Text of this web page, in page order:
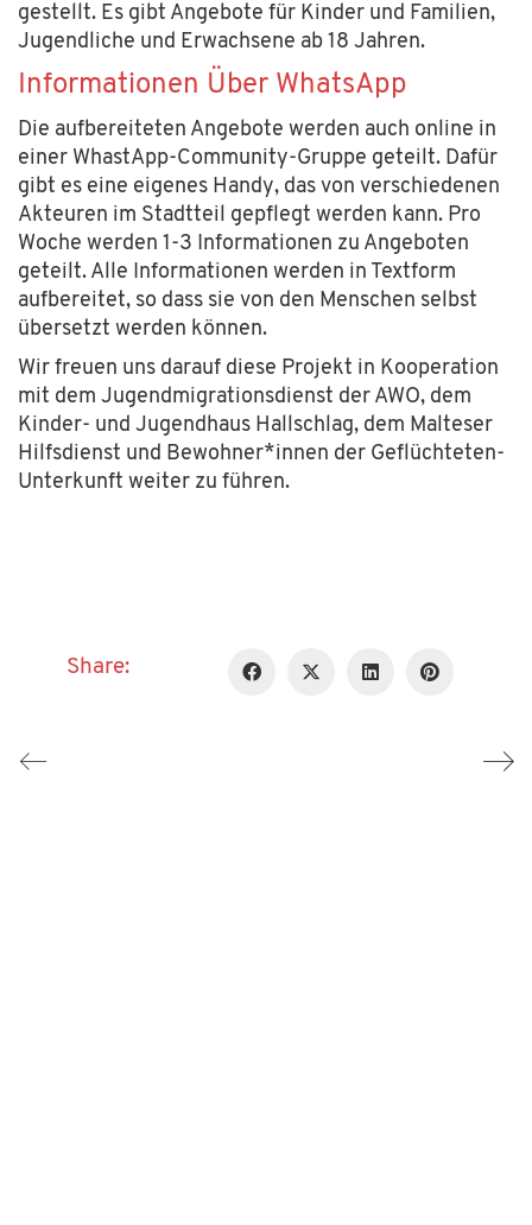
gestellt. Es gibt Angebote für Kinder und Familien,
Jugendliche und Erwachsene ab 18 Jahren.
Informationen Über WhatsApp
Die aufbereiteten Angebote werden auch online in
einer WhastApp-Community-Gruppe geteilt. Dafür
gibt es eine eigenes Handy, das von verschiedenen
Akteuren im Stadtteil gepflegt werden kann. Pro
Woche werden 1-3 Informationen zu Angeboten
geteilt. Alle Informationen werden in Textform
aufbereitet, so dass sie von den Menschen selbst
übersetzt werden können.
Wir freuen uns darauf diese Projekt in Kooperation
mit dem Jugendmigrationsdienst der AWO, dem
Kinder- und Jugendhaus Hallschlag, dem Malteser
Hilfsdienst und Bewohner*innen der Geflüchteten-
Unterkunft weiter zu führen.
Share: